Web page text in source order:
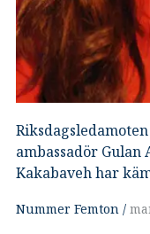
ambassadör
Kakabaveh har
Nummer Femton